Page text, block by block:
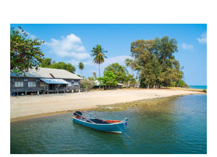
Ko
Kradat
:
une
île
insolite
peuplée
de
cerfs
en
liberté